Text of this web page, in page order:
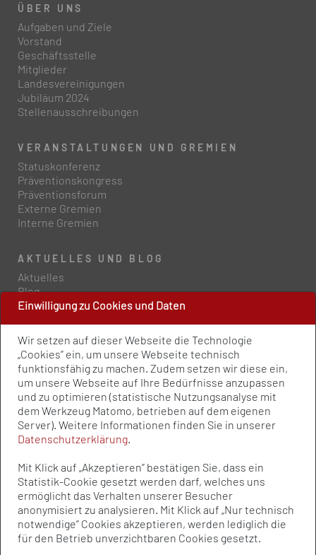
Einwilligung zu Cookies und Daten
Wir setzen auf dieser Webseite die Technologie
„Cookies” ein, um unsere Webseite technisch
funktionsfähig zu machen. Zudem setzen wir diese ein,
um unsere Webseite auf Ihre Bedürfnisse anzupassen
und zu optimieren (statistische Nutzungsanalyse mit
dem Werkzeug Matomo, betrieben auf dem eigenen
Server). Weitere Informationen finden Sie in unserer
Datenschutzerklärung.
Mit Klick auf „Akzeptieren” bestätigen Sie, dass ein
Statistik-Cookie gesetzt werden darf, welches uns
ermöglicht das Verhalten unserer Besucher
anonymisiert zu analysieren. Mit Klick auf „Nur technisch
notwendige” Cookies akzeptieren, werden lediglich die
für den Betrieb unverzichtbaren Cookies gesetzt.
ÜBER UNS
Aufgaben und Ziele
Vorstand
Geschäftsstelle
Mitglieder
Landesvereinigungen
Jubiläum 2024
Stellenausschreibungen
VERANSTALTUNGEN UND GREMIEN
Statuskonferenz
Präventionskongress
Präventionsforum
Externe Gremien
Interne Gremien
AKTUELLES UND BLOG
Aktuelles
Blog
PRESSE UND PUBLIKATIONEN
Policy Paper
Pressemitteilungen
Publikationen
Newsletter
Kontakt
Impressum
Qualitätsstandards
Sitemap
© Bundesvereinigung Prävention und